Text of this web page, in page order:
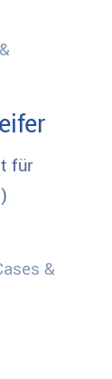
für
&